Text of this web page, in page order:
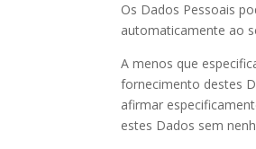
Os Dados Pessoais
automaticamente ao
A menos que
fornecimento destes
afirmar
estes Dados sem